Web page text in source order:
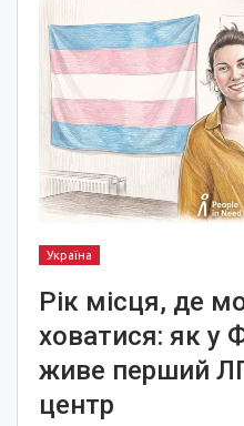
Україна
Рік місця, де
ховатися: як у
живе перший
центр